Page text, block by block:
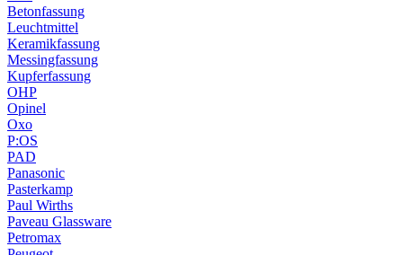
Betonfassung
Leuchtmittel
Keramikfassung
Messingfassung
Kupferfassung
OHP
Opinel
Oxo
P:OS
PAD
Panasonic
Pasterkamp
Paul Wirths
Paveau Glassware
Petromax